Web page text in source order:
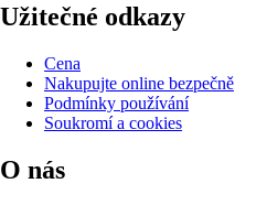
Užitečné odkazy
Cena
Nakupujte online bezpečně
Podmínky používání
Soukromí a cookies
O nás